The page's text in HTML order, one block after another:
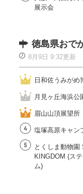
展示会
徳島県おで
8月9日 9:32更新
日和佐うみがめ
月見ヶ丘海浜公
眉山山頂展望所
塩塚高原キャン
とくしま動物園
KINGDOM (ス
ム)